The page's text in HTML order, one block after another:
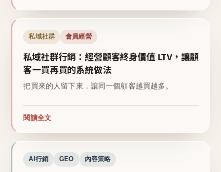
私域社群 會員經營
私域社群行銷：經營顧客終身價值 LTV，讓顧
客一買再買的系統做法
把買來的人留下來，讓同一個顧客越買越多。
閱讀全文
AI行銷 GEO 內容策略